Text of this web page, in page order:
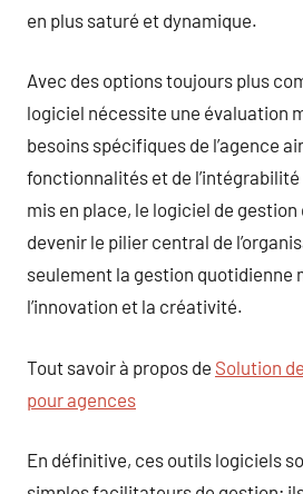
en plus saturé et dynamique.
Avec des options toujours plus
logiciel nécessite une évaluation
besoins spécifiques de l’agence
fonctionnalités et de l’intégrabilité
mis en place, le logiciel de gestion
devenir le pilier central de
seulement la gestion quotidienne
l’innovation et la créativité.
Tout savoir à propos de Solution
pour agences
En définitive, ces outils logiciels